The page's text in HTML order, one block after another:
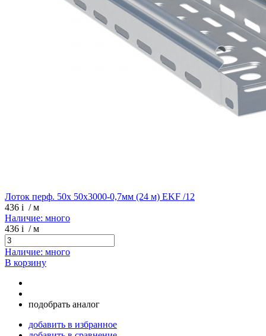
Лоток перф. 50х 50х3000-0,7мм (24 м) EKF /12
436 i / м
Наличие: много
436 i / м
Наличие: много
В корзину
подобрать аналог
добавить в избранное